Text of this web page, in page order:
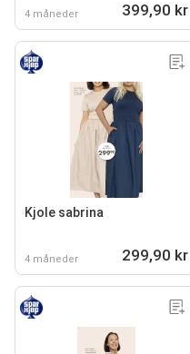
4 måneder 399,90 kr
Kjole sabrina
4 måneder 299,90 kr